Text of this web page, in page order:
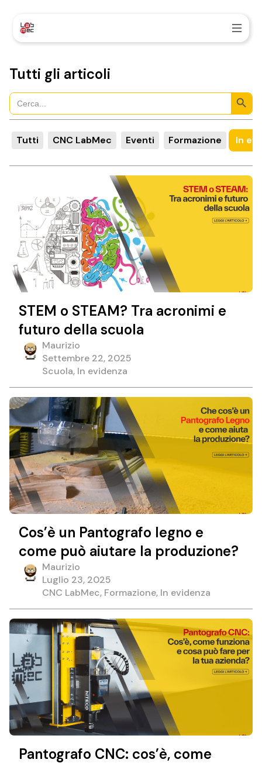
Tutti gli articoli
Search
for:
Search Button
Tutti CNC LabMec Eventi Formazione In
STEM o STEAM? Tra acronimi e
futuro della scuola
Maurizio
Settembre 22, 2025
Scuola, In evidenza
Cos’è un Pantografo legno e
come può aiutare la produzione?
Maurizio
Luglio 23, 2025
CNC LabMec, Formazione, In evidenza
Pantografo CNC: cos’è, come